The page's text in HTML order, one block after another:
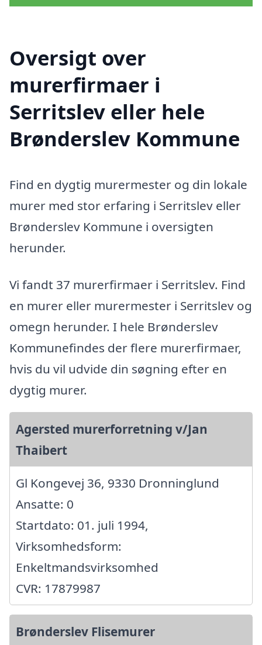
Oversigt over
murerfirmaer i
Serritslev eller hele
Brønderslev Kommune
Find en dygtig murermester og din lokale
murer med stor erfaring i Serritslev eller
Brønderslev Kommune i oversigten
herunder.
Vi fandt 37 murerfirmaer i Serritslev. Find
en murer eller murermester i Serritslev og
omegn herunder. I hele Brønderslev
Kommunefindes der flere murerfirmaer,
hvis du vil udvide din søgning efter en
dygtig murer.
Agersted murerforretning v/Jan
Thaibert
Gl Kongevej 36, 9330 Dronninglund
Ansatte: 0
Startdato: 01. juli 1994,
Virksomhedsform:
Enkeltmandsvirksomhed
CVR: 17879987
Brønderslev Flisemurer